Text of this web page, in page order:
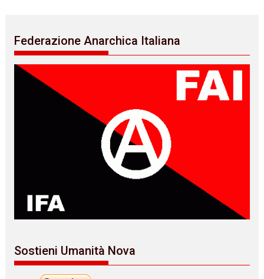
Federazione Anarchica Italiana
Sostieni Umanità Nova